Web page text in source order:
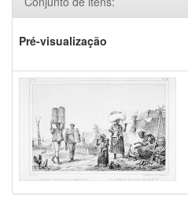
Pré-visualização